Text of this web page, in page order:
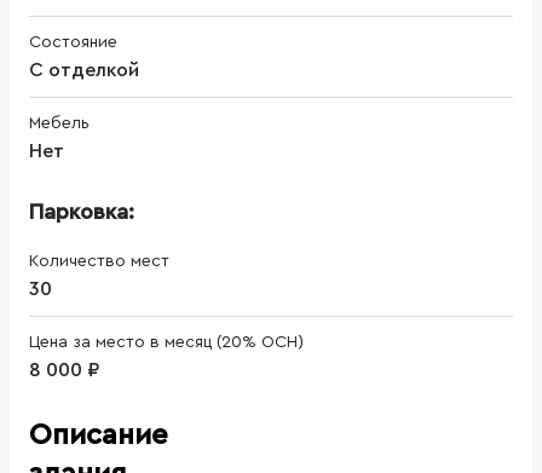
Состояние
С отделкой
Мебель
Нет
Парковка:
Количество мест
30
Цена за место в месяц (20% ОСН)
8 000 ₽
Описание